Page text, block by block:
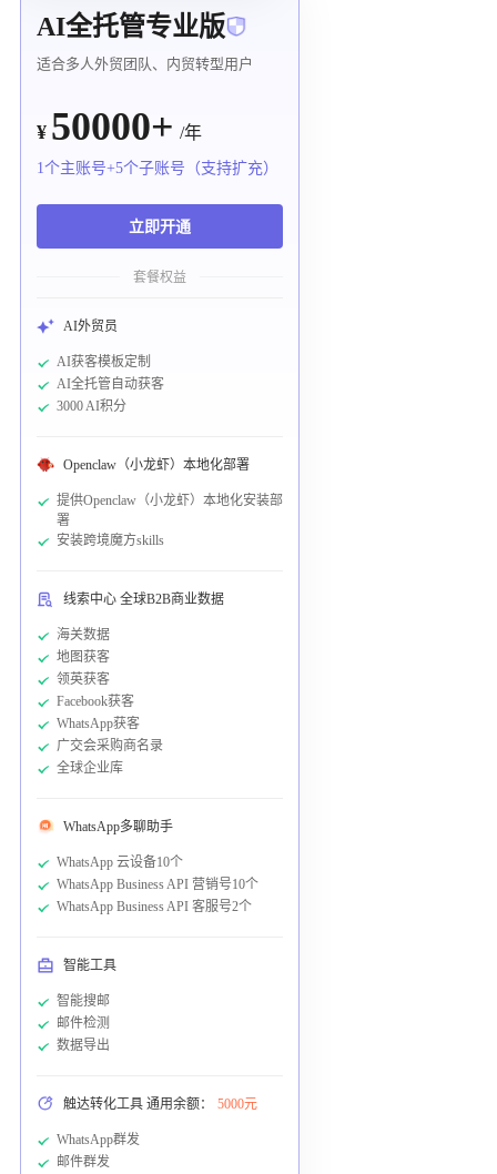
AI全托管专业版
适合多人外贸团队、内贸转型用户
¥ 50000+ /年
1个主账号+5个子账号（支持扩充）
立即开通
套餐权益
AI外贸员
AI获客模板定制
AI全托管自动获客
3000 AI积分
Openclaw（小龙虾）本地化部署
提供Openclaw（小龙虾）本地化安装部
署
安装跨境魔方skills
线索中心 全球B2B商业数据
海关数据
地图获客
领英获客
Facebook获客
WhatsApp获客
广交会采购商名录
全球企业库
WhatsApp多聊助手
WhatsApp 云设备10个
WhatsApp Business API 营销号10个
WhatsApp Business API 客服号2个
智能工具
智能搜邮
邮件检测
数据导出
触达转化工具 通用余额： 5000元
WhatsApp群发
邮件群发